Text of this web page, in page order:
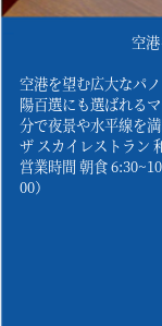
空
空港を望む広大なパ
陽百選にも選ばれる
分で夜景や水平線を
ザ スカイレストラン
営業時間 朝食
00）